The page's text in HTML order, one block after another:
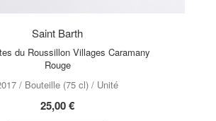
Saint Barth
du Roussillon Villages Caramany
Rouge
/ Bouteille (75 cl) / Unité
25,00 €